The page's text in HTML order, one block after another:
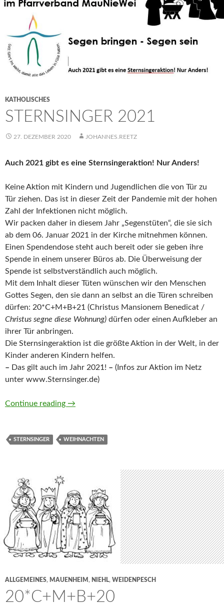
KATHOLISCHES
STERNSINGER 2021
27. DEZEMBER 2020 JOHANNES.REETZ
Auch 2021 gibt es eine Sternsingeraktion! Nur Anders!
Keine Aktion mit Kindern und Jugendlichen die von Tür zu
Tür ziehen. Das ist in dieser Zeit der Pandemie mit der hohen
Zahl der Infektionen nicht möglich.
Wir packen daher in diesem Jahr „Segenstüten“, die sie sich
ab dem 06. Januar 2021 in der Kirche mitnehmen können.
Einen Spendendose steht auch bereit oder sie geben ihre
Spende in einem unserer Büros ab. Die Überweisung der
Spende ist selbstverständlich auch möglich.
Mit dem Inhalt dieser Tüten wünschen wir den Menschen
Gottes Segen, den sie dann an selbst an die Türen schreiben
dürfen: 20*C+M+B+21 (Christus Mansionem Benedicat /
Christus segne diese Wohnung) dürfen oder einen Aufkleber an
ihrer Tür anbringen.
Die Sternsingeraktion ist die größte Aktion in der Welt, in der
Kinder anderen Kindern helfen.
– Das gilt auch im Jahr 2021! – (Infos zur Aktion im Netz
unter www.Sternsinger.de)
Continue reading Sternsinger 2021
→
STERNSINGER WEIHNACHTEN
ALLGEMEINES, MAUENHEIM , NIEHL, WEIDENPESCH
20*C+M+B+20